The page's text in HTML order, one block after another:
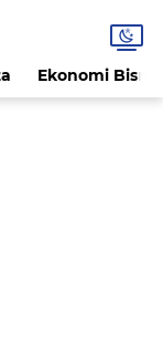
Ekonomi Bisnis